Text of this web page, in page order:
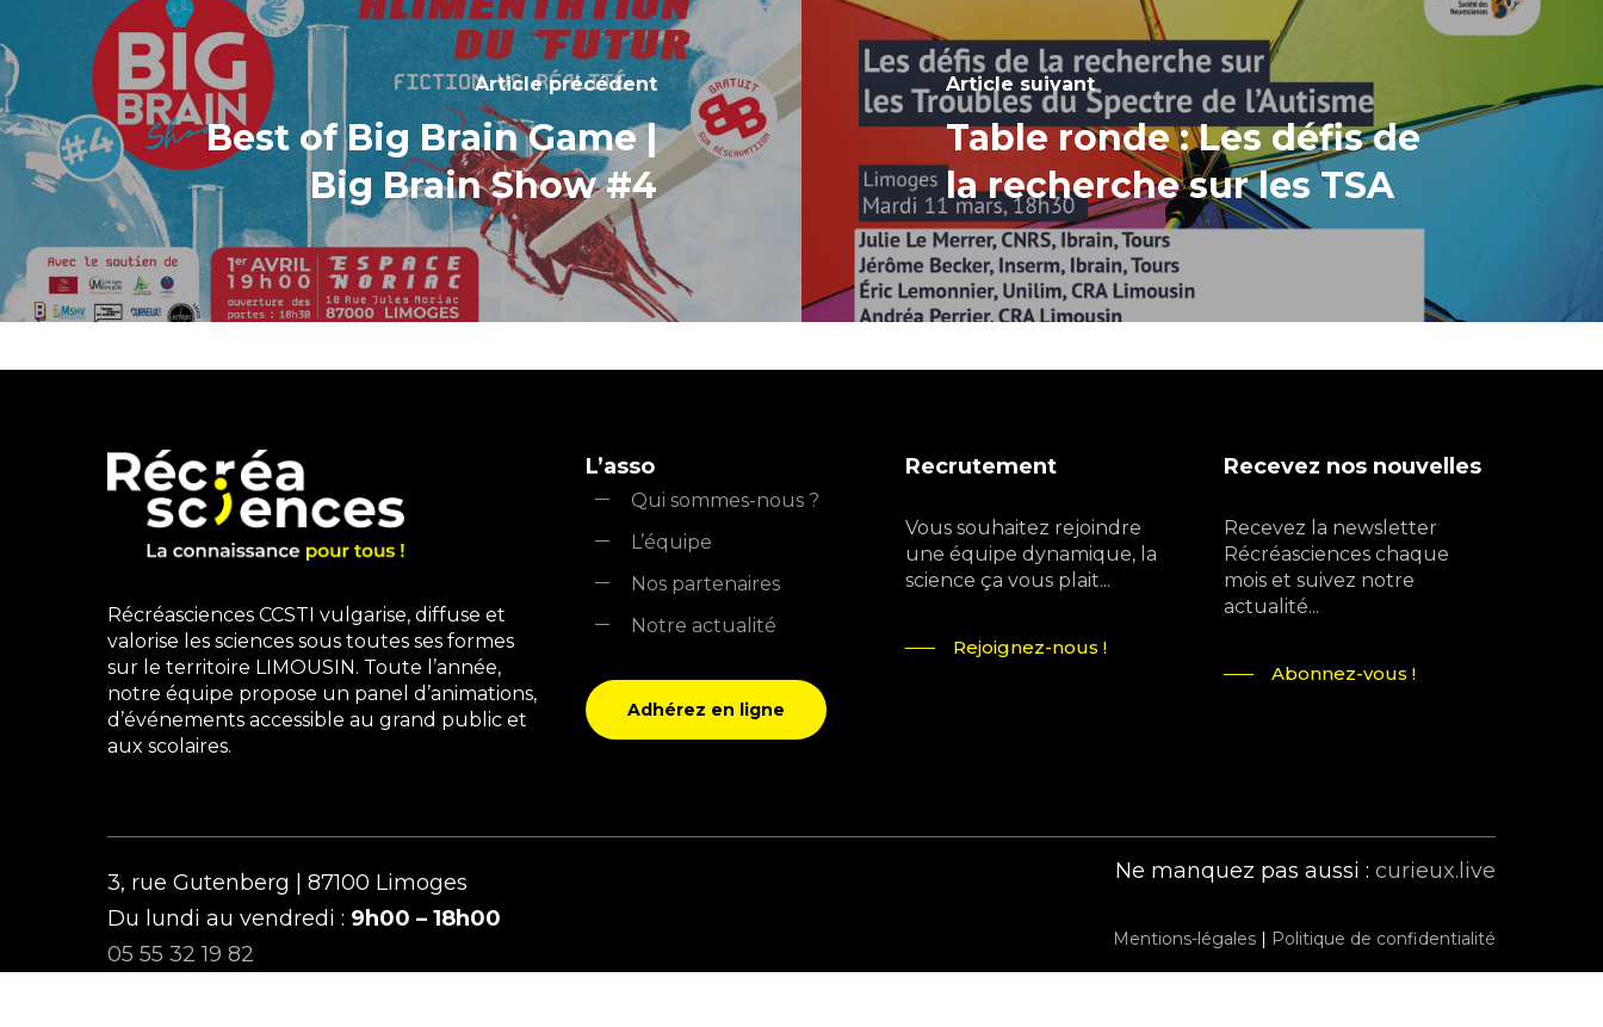
Article précédent
Best of Big Brain Game |
Big Brain Show #4
Article suivant
Table ronde : Les défis de
la recherche sur les TSA
Récréasciences CCSTI vulgarise, diffuse et
valorise les sciences sous toutes ses formes
sur le territoire LIMOUSIN. Toute l’année,
notre équipe propose un panel d’animations,
d’événements accessible au grand public et
aux scolaires.
L’asso
Qui sommes-nous ?
L’équipe
Nos partenaires
Notre actualité
Adhérez en ligne
Recrutement
Vous souhaitez rejoindre
une équipe dynamique, la
science ça vous plait...
Rejoignez-nous !
Recevez nos nouvelles
Recevez la newsletter
Récréasciences chaque
mois et suivez notre
actualité...
Abonnez-vous !
3, rue Gutenberg | 87100 Limoges
Du lundi au vendredi : 9h00 – 18h00
05 55 32 19 82
Ne manquez pas aussi : curieux.live
Mentions-légales | Politique de confidentialité